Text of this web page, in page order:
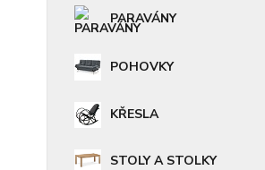
PARAVÁNY
POHOVKY
KŘESLA
STOLY A STOLKY